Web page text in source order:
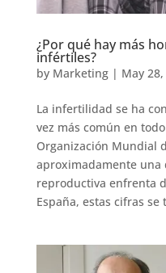
¿Por qué hay más
infértiles?
by Marketing| May
La infertilidad se ha
vez más común en
Organización Mundial
aproximadamente una
reproductiva enfrenta
España, estas cifras se